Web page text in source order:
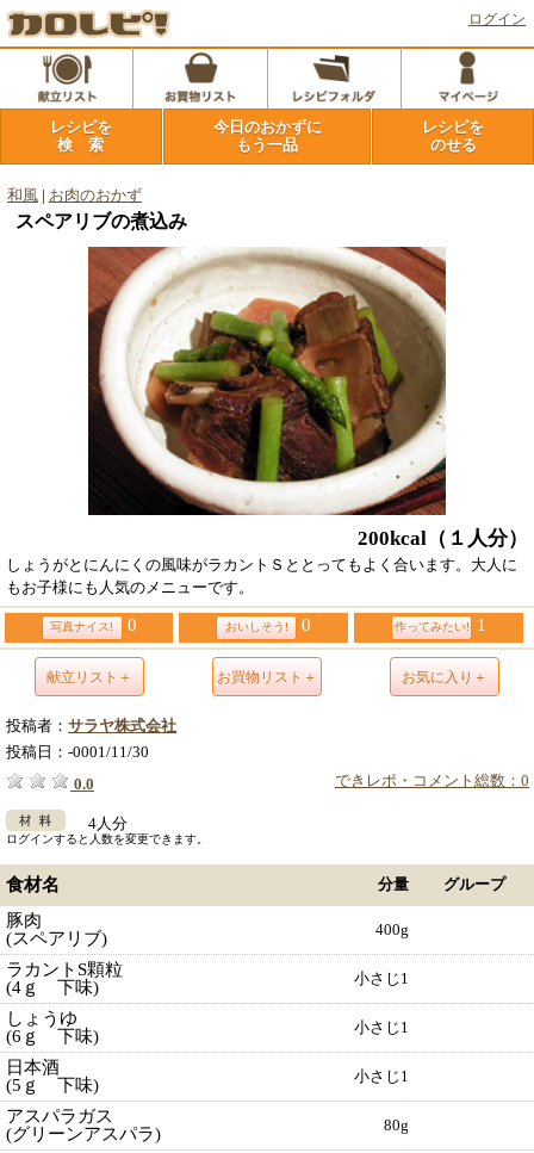
ログイン
レシピを
検 索
今日のおかずに
もう一品
レシピを
のせる
和風 お肉のおかず
スペアリブの煮込み
200kcal （１人分）
しょうがとにんにくの風味がラカントＳととってもよく合います。大人に
もお子様にも人気のメニューです。
写真ナイス! 0 おいしそう! 0 作ってみたい! 1
献立リスト＋ お買物リスト＋ お気に入り＋
投稿者： サラヤ株式会社
投稿日： -0001/11/30
できレポ・コメント総数：0
0.0
4人分
ログインすると人数を変更できます。
食材名 分量 グループ
豚肉
(スペアリブ)
400g
ラカントS顆粒
(4ｇ 下味)
小さじ1
しょうゆ
(6ｇ 下味)
小さじ1
日本酒
(5ｇ 下味)
小さじ1
アスパラガス
(グリーンアスパラ)
80g